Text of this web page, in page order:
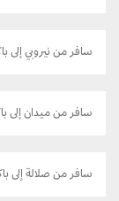
سافر من نيروبي إلى باكو
سافر من ميدان إلى باكو
سافر من صلالة إلى باكو